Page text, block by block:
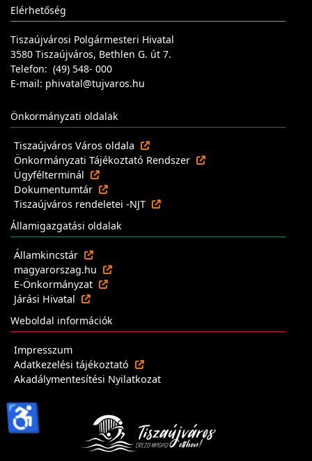
Elérhetőség
Tiszaújvárosi Polgármesteri Hivatal
3580 Tiszaújváros, Bethlen G. út 7.
Telefon: (49) 548- 000
E-mail: phivatal@tujvaros.hu
Önkormányzati oldalak
Tiszaújváros Város oldala
Önkormányzati Tájékoztató Rendszer
Ügyfélterminál
Dokumentumtár
Tiszaújváros rendeletei -NJT
Államigazgatási oldalak
Államkincstár
magyarorszag.hu
E-Önkormányzat
Járási Hivatal
Weboldal információk
Impresszum
Adatkezelési tájékoztató
Akadálymentesítési Nyilatkozat